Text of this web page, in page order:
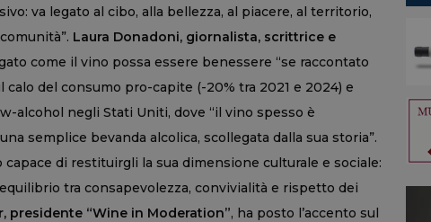
va legato al cibo, alla bellezza, al piacere, al territorio,
Laura Donadoni, giornalista, scrittrice e
come il vino possa essere benessere “se raccontato
calo del consumo pro-capite (-20% tra 2021 e 2024) e
alcohol negli Stati Uniti, dove “il vino spesso è
semplice bevanda alcolica, scollegata dalla sua storia”.
capace di restituirgli la sua dimensione culturale e sociale:
tra consapevolezza, convivialità e rispetto dei
presidente “Wine in Moderation”, ha posto l’accento sul